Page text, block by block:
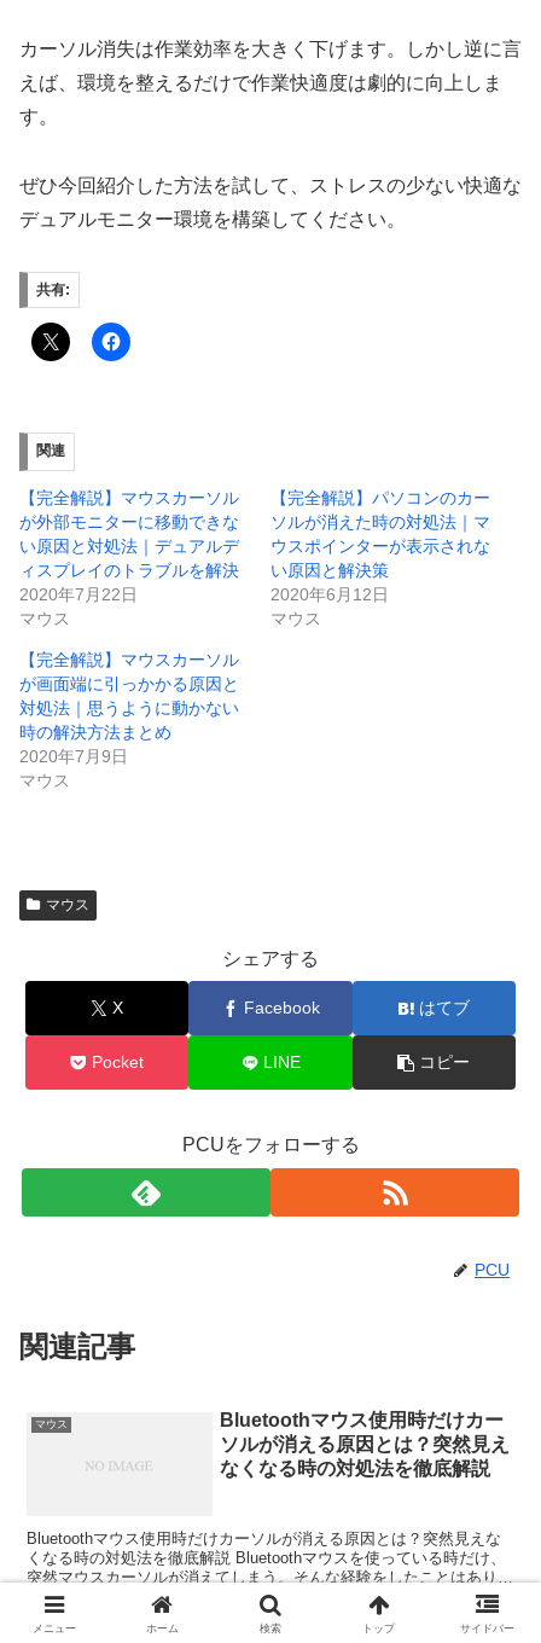
カーソル消失は作業効率を大きく下げます。しかし逆に言
えば、環境を整えるだけで作業快適度は劇的に向上しま
す。
ぜひ今回紹介した方法を試して、ストレスの少ない快適な
デュアルモニター環境を構築してください。
共有:
関連
【完全解説】マウスカーソル
が外部モニターに移動できな
い原因と対処法｜デュアルデ
ィスプレイのトラブルを解決
2020年7月22日
マウス
【完全解説】パソコンのカー
ソルが消えた時の対処法｜マ
ウスポインターが表示されな
い原因と解決策
2020年6月12日
マウス
【完全解説】マウスカーソル
が画面端に引っかかる原因と
対処法｜思うように動かない
時の解決方法まとめ
2020年7月9日
マウス
マウス
シェアする
X Facebook はてブ
Pocket LINE コピー
PCUをフォローする
PCU
関連記事
マウス
Bluetoothマウス使用時だけカー
ソルが消える原因とは？突然見え
なくなる時の対処法を徹底解説
Bluetoothマウス使用時だけカーソルが消える原因とは？突然見えな
くなる時の対処法を徹底解説 Bluetoothマウスを使っている時だけ、
突然マウスカーソルが消えてしまう。そんな経験をしたことはありま
せんか？ 有線マウスでは問題ないのに...
【完全解説】マウスカーソルが読
メニュー ホーム 検索 トップ サイドバー